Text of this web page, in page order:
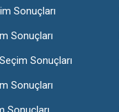
Sonuçları
Sonuçları
Sonuçları
Sonuçları